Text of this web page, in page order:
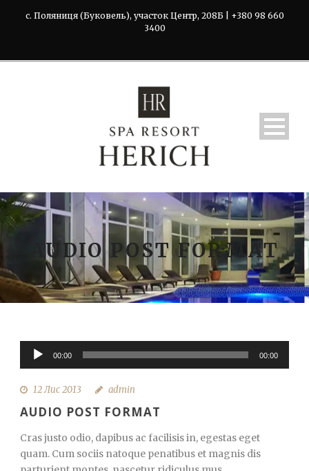
с. Поляниця (Буковель), участок Центр, 208Б | +380 98 660
3400
AUDIO POST FORMAT
Аудіопрогравач
00:00 00:00
12 Лис 2013 admin
AUDIO POST FORMAT
Cras justo odio, dapibus ac facilisis in, egestas eget
quam. Cum sociis natoque penatibus et magnis dis